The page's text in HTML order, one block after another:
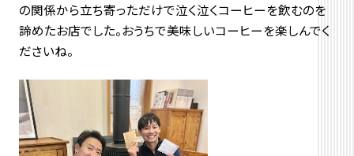
の関係から立ち寄っただけで泣く泣くコーヒーを飲むのを
諦めたお店でした。おうちで美味しいコーヒーを楽しんでく
ださいね。